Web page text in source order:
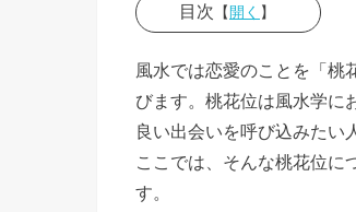
目次 【開く 】
の調べ方
について
› 桃花位
風水では恋愛のことを「桃
びます。桃花位は風水学に
良い出会いを呼び込みたい
ここでは、そんな桃花位に
す。